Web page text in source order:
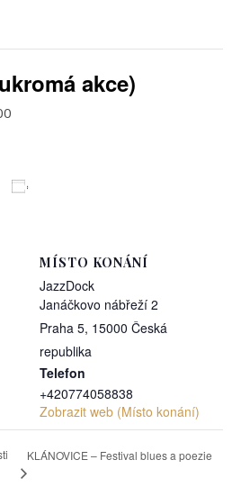
akce)
Share
MÍSTO KONÁNÍ
JazzDock
Janáčkovo nábřeží 2
Praha 5, 15000 Česká
republika
Telefon
+420774058838
Zobrazit web (Místo konání)
KLÁNOVICE – Festival blues a poezie